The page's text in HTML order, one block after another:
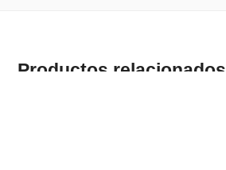
Productos relacionados